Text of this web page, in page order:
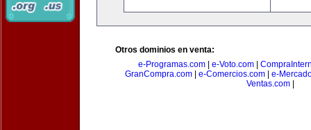
Otros dominios en venta:
e-Programas.com
e-Voto.com
GranCompra.com
e-Comercios.com
e-
Ventas.com|